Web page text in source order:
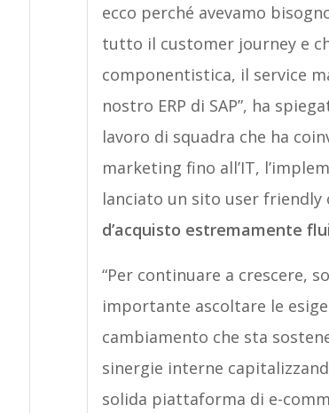
ecco perché avevamo
tutto il customer journey e
componentistica, il service
nostro ERP di SAP”, ha
lavoro di squadra che ha
marketing fino all’IT,
lanciato un sito user friendly
d’acquisto estremamente
“Per continuare a crescere,
importante ascoltare le
cambiamento che sta
sinergie interne
solida piattaforma di e-